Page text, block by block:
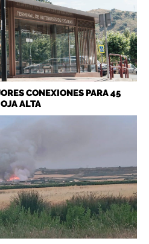
CONEXIONES PARA 45
ALTA